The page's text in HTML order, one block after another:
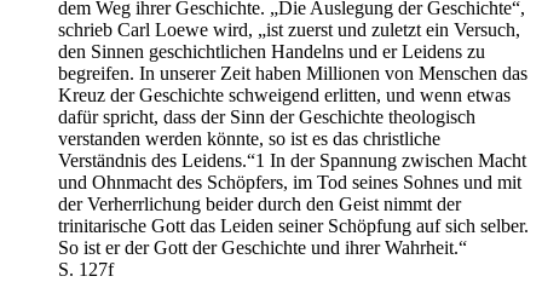
dem Weg ihrer Geschichte. „Die Auslegung der Geschichte“,
schrieb Carl Loewe wird, „ist zuerst und zuletzt ein Versuch,
den Sinnen geschichtlichen Handelns und er Leidens zu
begreifen. In unserer Zeit haben Millionen von Menschen das
Kreuz der Geschichte schweigend erlitten, und wenn etwas
dafür spricht, dass der Sinn der Geschichte theologisch
verstanden werden könnte, so ist es das christliche
Verständnis des Leidens.“1 In der Spannung zwischen Macht
und Ohnmacht des Schöpfers, im Tod seines Sohnes und mit
der Verherrlichung beider durch den Geist nimmt der
trinitarische Gott das Leiden seiner Schöpfung auf sich selber.
So ist er der Gott der Geschichte und ihrer Wahrheit.“
S. 127f